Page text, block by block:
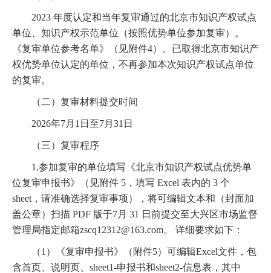
2023 年度认定和当年复审通过的北京市知识产权试点
单位、知识产权示范单位（按照优势单位参加复审）。
《复审单位参考名单》（见附件4）。已取得北京市知识产
权优势单位认定的单位，不再参加本次知识产权试点单位
的复审。
（二）复审材料提交时间
2026年7月1日至7月31日
（三）复审程序
1.参加复审的单位填写《北京市知识产权试点优势单
位复审申报书》（见附件 5，填写 Excel 表内的 3 个
sheet，请准确选择复审事项），将可编辑文本和（封面加
盖公章）扫描 PDF 版于7月 31 日前提交至大兴区市场监督
管理局指定邮箱zscq12312@163.com。 详细要求如下：
（1）《复审申报书》（附件5）可编辑Excel文件，包
含首页、说明页、sheet1-申报书和sheet2-信息表，其中